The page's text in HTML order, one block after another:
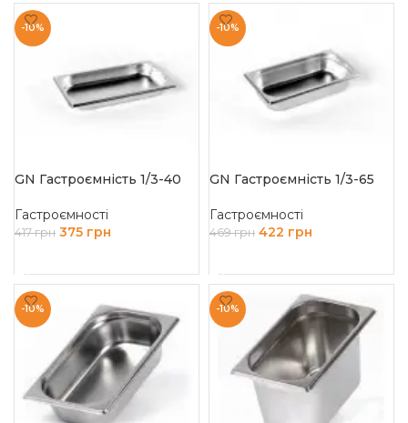
-10%
GN Гастроємність 1/3-40
Гастроємності
417грн 375 грн
-10%
GN Гастроємність 1/3-65
Гастроємності
469грн 422 грн
-10% -10%